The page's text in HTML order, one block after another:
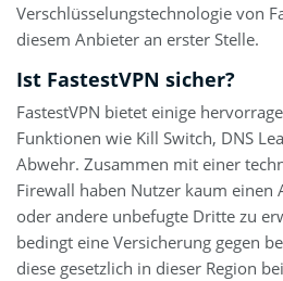
Verschlüsselungstechnologie von
diesem Anbieter an erster Stelle.
Ist FastestVPN sicher?
FastestVPN bietet einige
Funktionen wie Kill Switch, DNS
Abwehr. Zusammen mit einer
Firewall haben Nutzer kaum einen
oder andere unbefugte Dritte zu
bedingt eine Versicherung gegen
diese gesetzlich in dieser Region